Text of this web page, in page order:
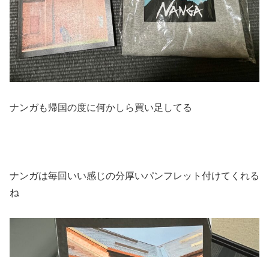
ナンガも帰国の度に何かしら買い足してる
ナンガは毎回いい感じの分厚いパンフレット付けてくれる
ね